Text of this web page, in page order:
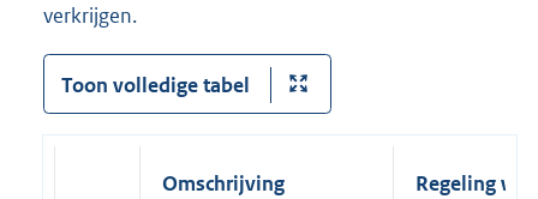
verkrijgen.
Toon volledige tabel
Omschrijving
Regeling